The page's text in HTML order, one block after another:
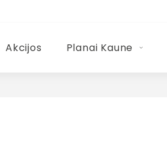
Akcijos Planai Kaune